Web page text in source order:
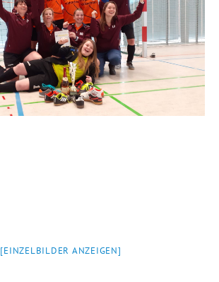
[EINZELBILDER ANZEIGEN]